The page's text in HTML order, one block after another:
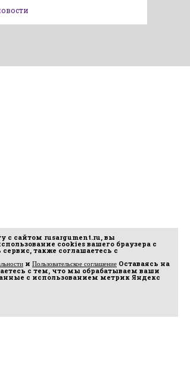
с сайтом rusargument.ru, вы
cookies вашего браузера с
также соглашаетесь с
и Пользовательское соглашение Оставаясь на
с тем, что мы обрабатываем ваши
с использованием метрик Яндекс